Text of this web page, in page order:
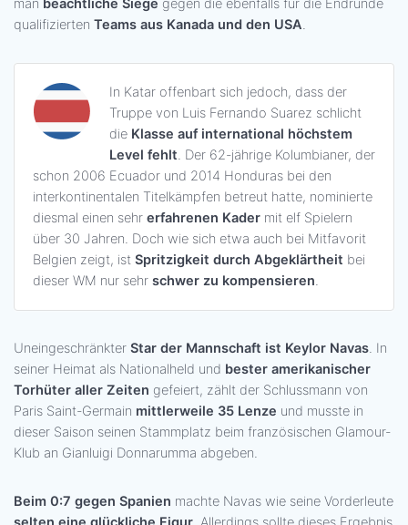
man beachtliche Siege gegen die ebenfalls für die Endrunde
qualifizierten Teams aus Kanada und den USA.
In Katar offenbart sich jedoch, dass der
Truppe von Luis Fernando Suarez schlicht
die Klasse auf international höchstem
Level fehlt. Der 62-jährige Kolumbianer, der
schon 2006 Ecuador und 2014 Honduras bei den
interkontinentalen Titelkämpfen betreut hatte, nominierte
diesmal einen sehr erfahrenen Kader mit elf Spielern
über 30 Jahren. Doch wie sich etwa auch bei Mitfavorit
Belgien zeigt, ist Spritzigkeit durch Abgeklärtheit bei
dieser WM nur sehr schwer zu kompensieren.
Uneingeschränkter Star der Mannschaft ist Keylor Navas. In
seiner Heimat als Nationalheld und bester amerikanischer
Torhüter aller Zeiten gefeiert, zählt der Schlussmann von
Paris Saint-Germain mittlerweile 35 Lenze und musste in
dieser Saison seinen Stammplatz beim französischen Glamour-
Klub an Gianluigi Donnarumma abgeben.
Beim 0:7 gegen Spanien machte Navas wie seine Vorderleute